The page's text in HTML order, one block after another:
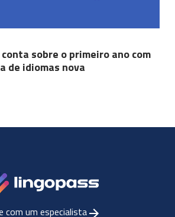
sobre o primeiro ano com
de idiomas nova
com um especialista